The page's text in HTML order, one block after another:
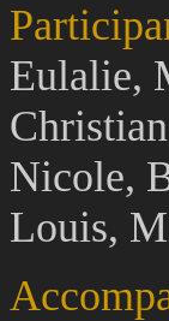
Eulalie,
Nicole,
Louis,